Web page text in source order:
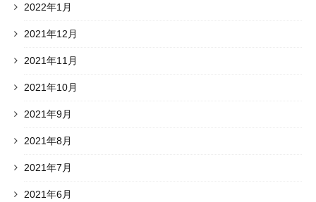
2022年1月
2021年12月
2021年11月
2021年10月
2021年9月
2021年8月
2021年7月
2021年6月